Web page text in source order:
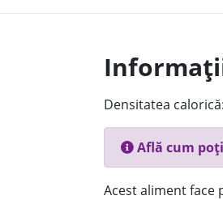
Densitatea calorică:
Află cum
Acest aliment face